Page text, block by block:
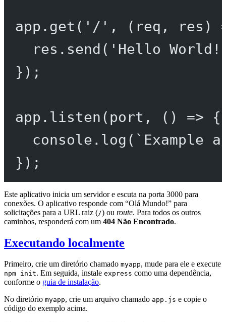
app. get ( '/' , ( req , res )
res. send ( 'Hello
});
app. listen (port, () => {
console. log ( `Example
});
Este aplicativo inicia um servidor e escuta na porta 3000 para
conexões. O aplicativo responde com “Olá Mundo!” para
solicitações para a URL raiz (/) ou route. Para todos os outros
caminhos, responderá com um 404 Não Encontrado.
Executando localmente
Primeiro, crie um diretório chamado myapp, mude para ele e execute
npm init. Em seguida, instale express como uma dependência,
conforme o guia de instalação.
No diretório myapp, crie um arquivo chamado app.js e copie o
código do exemplo acima.